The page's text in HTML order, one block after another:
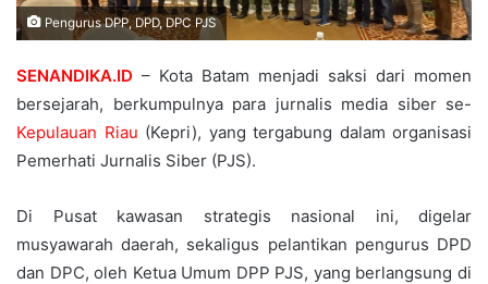
Pengurus DPP, DPD, DPC PJS
SENANDIKA.ID – Kota Batam menjadi saksi dari momen
bersejarah, berkumpulnya para jurnalis media siber se-
Kepulauan Riau (Kepri), yang tergabung dalam organisasi
Pemerhati Jurnalis Siber (PJS).
Di Pusat kawasan strategis nasional ini, digelar
musyawarah daerah, sekaligus pelantikan pengurus DPD
dan DPC, oleh Ketua Umum DPP PJS, yang berlangsung di